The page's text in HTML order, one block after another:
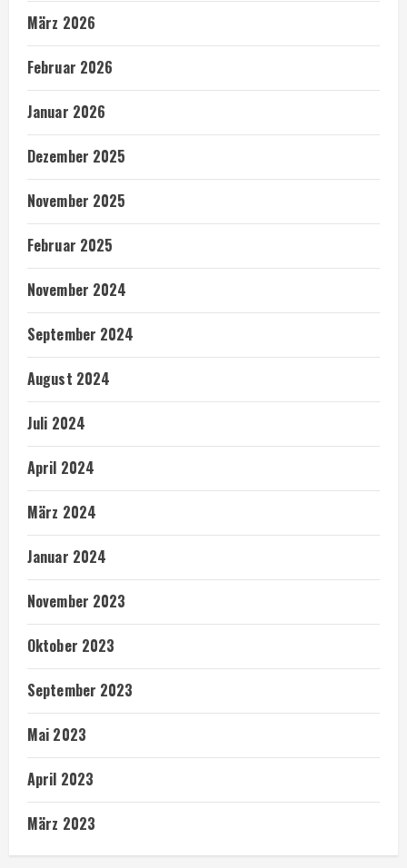
März 2026
Februar 2026
Januar 2026
Dezember 2025
November 2025
Februar 2025
November 2024
September 2024
August 2024
Juli 2024
April 2024
März 2024
Januar 2024
November 2023
Oktober 2023
September 2023
Mai 2023
April 2023
März 2023